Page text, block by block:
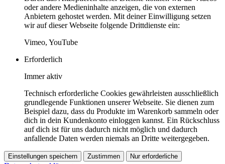
oder andere Medieninhalte anzeigen, die von externen
Anbietern gehostet werden. Mit deiner Einwilligung setzen
wir auf dieser Webseite folgende Drittdienste ein:
Vimeo, YouTube
Erforderlich
Immer aktiv
Technisch erforderliche Cookies gewährleisten ausschließlich
grundlegende Funktionen unserer Webseite. Sie dienen zum
Beispiel dazu, dass du Produkte im Warenkorb sammeln oder
dich in dein Kundenkonto einloggen kannst. Ein Rückschluss
auf dich ist für uns dadurch nicht möglich und dadurch
anfallende Daten werden niemals an Dritte weitergegeben.
Einstellungen speichern Zustimmen Nur erforderliche